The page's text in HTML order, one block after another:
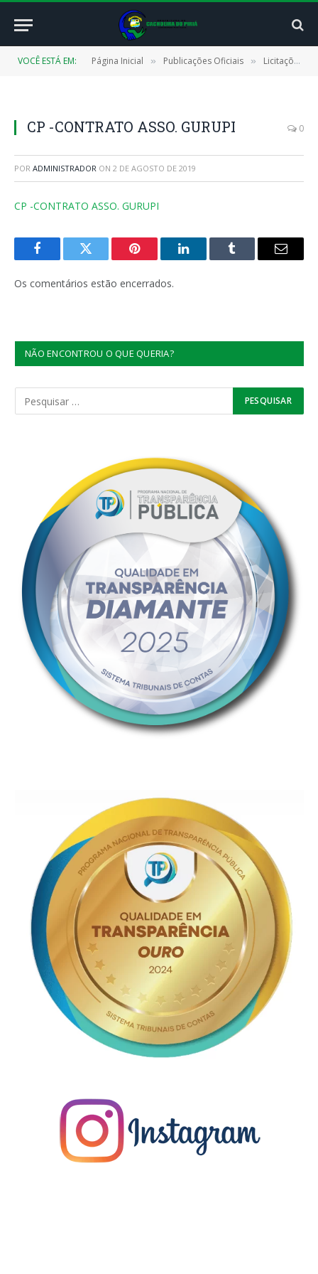
VOCÊ ESTÁ EM: Página Inicial » Publicações Oficiais » Licitações
CP -CONTRATO ASSO. GURUPI 0
POR ADMINISTRADOR ON 2 DE AGOSTO DE 2019
CP -CONTRATO ASSO. GURUPI
FacebookTwitter Pinterest LinkedInTumblr
E-
Os comentários estão encerrados.
NÃO ENCONTROU O QUE QUERIA?